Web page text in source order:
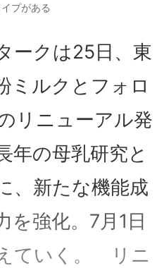
プがある
ークは25日、東
ミルクとフォロ
リニューアル発
年の母乳研究と
、新たな機能成
を強化。7月1日
ていく。 リニ